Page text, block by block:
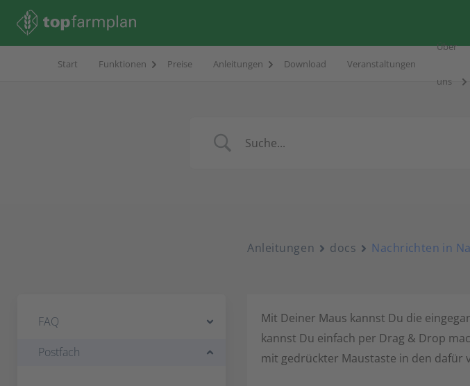
Start Funktionen Preise Anleitungen Download Veranstaltungen
Über
uns
FAQ
Postfach
Anleitungen docs Nachrichten in
Mit Deiner Maus kannst Du die
kannst Du einfach per Drag & Drop
mit gedrückter Maustaste in den dafür